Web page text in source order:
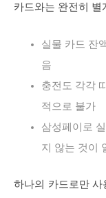
카드와는 완전히 별
실물 카드 잔
음
충전도 각각
적으로 불가
삼성페이로
지 않는 것이
하나의 카드로만